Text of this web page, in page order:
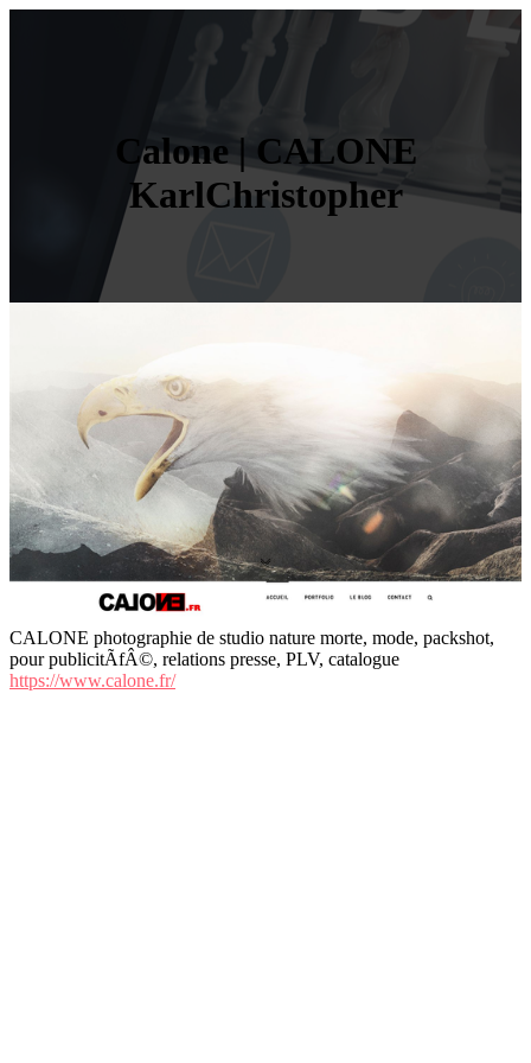
Calone | CALONE
KarlChristopher
CALONE photographie de studio nature morte, mode, packshot,
pour publicitÃfÂ©, relations presse, PLV, catalogue
https://www.calone.fr/